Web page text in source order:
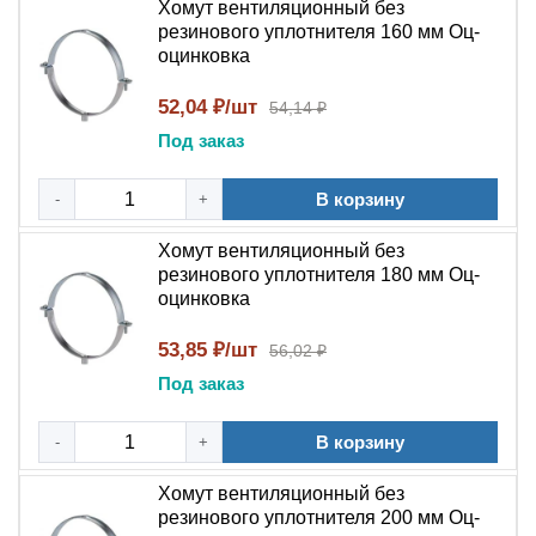
выбором для объектов, где не предъявляются
повышенные требования к шумоизоляции и защите
покрытия воздуховода. Оцинкованная сталь
обеспечивает стойкость к коррозии и длительный срок
службы. Конструкция с одним или двумя болтами
воздуховоде и подвесной системе.
Экономичность:Простая конструкция без
резинового уплотнителя снижает стоимость
крепления.
Надежная фиксация:
крепление воздуховода к несущим конструкциям.
Коррозионная стойкость:
повышенной влажности.
Быстрый монтаж:Конструкция с одним или
двумя болтами позволяет быстро зафиксировать
хомут.
Хомут вентиляционный без
резинового уплотнителя 160 мм Оц-
оцинковка
52,04 ₽/шт 54,14 ₽
Под заказ
- + В корзину
Хомут вентиляционный без
резинового уплотнителя 180 мм Оц-
оцинковка
53,85 ₽/шт 56,02 ₽
Под заказ
- + В корзину
Хомут вентиляционный без
резинового уплотнителя 200 мм Оц-